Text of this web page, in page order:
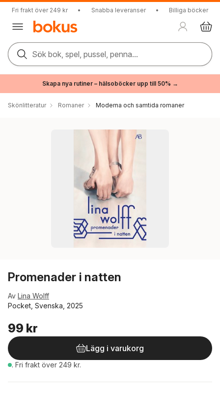
Fri frakt över 249 kr • Snabba leveranser • Billiga böcker
Sök bok, spel, pussel, penna...
Skapa nya rutiner – hälsoböcker upp till 50% →
Skönlitteratur Romaner Moderna och samtida romaner
Promenader i natten
Av Lina Wolff
Pocket, Svenska, 2025
99 kr
Lägg i varukorg
. Fri frakt över 249 kr.